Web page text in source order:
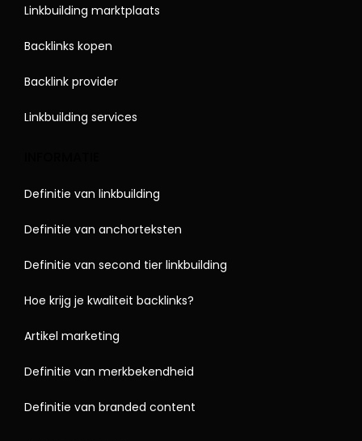
Linkbuilding marktplaats
Backlinks kopen
Backlink provider
Linkbuilding services
Definitie van linkbuilding
Definitie van anchorteksten
Definitie van second tier linkbuilding
Hoe krijg je kwaliteit backlinks?
Artikel marketing
Definitie van merkbekendheid
Definitie van branded content